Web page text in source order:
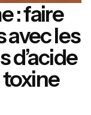
: faire
avec les
d’acide